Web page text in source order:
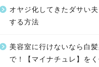
オヤジ化してきたダサい
する方法
美容室に行けないなら白
で！【マイナチュレ】を